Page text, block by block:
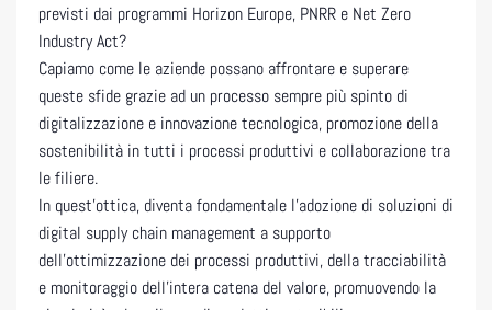
previsti dai programmi Horizon Europe, PNRR e Net Zero
Industry Act?
Capiamo come le aziende possano affrontare e superare
queste sfide grazie ad un processo sempre più spinto di
digitalizzazione e innovazione tecnologica, promozione della
sostenibilità in tutti i processi produttivi e collaborazione tra
le filiere.
In quest’ottica, diventa fondamentale l’adozione di soluzioni di
digital supply chain management a supporto
dell’ottimizzazione dei processi produttivi, della tracciabilità
e monitoraggio dell’intera catena del valore, promuovendo la